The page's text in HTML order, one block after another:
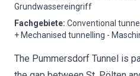
Grundwassereingriff
Fachgebiete: Conventional
+ Mechanised tunnelling -
The Pummersdorf Tunnel is